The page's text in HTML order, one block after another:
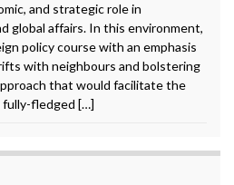
and strategic role in
global affairs. In this environment,
policy course with an emphasis
with neighbours and bolstering
that would facilitate the
fully-fledged […]